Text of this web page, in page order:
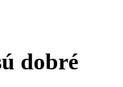
dobré